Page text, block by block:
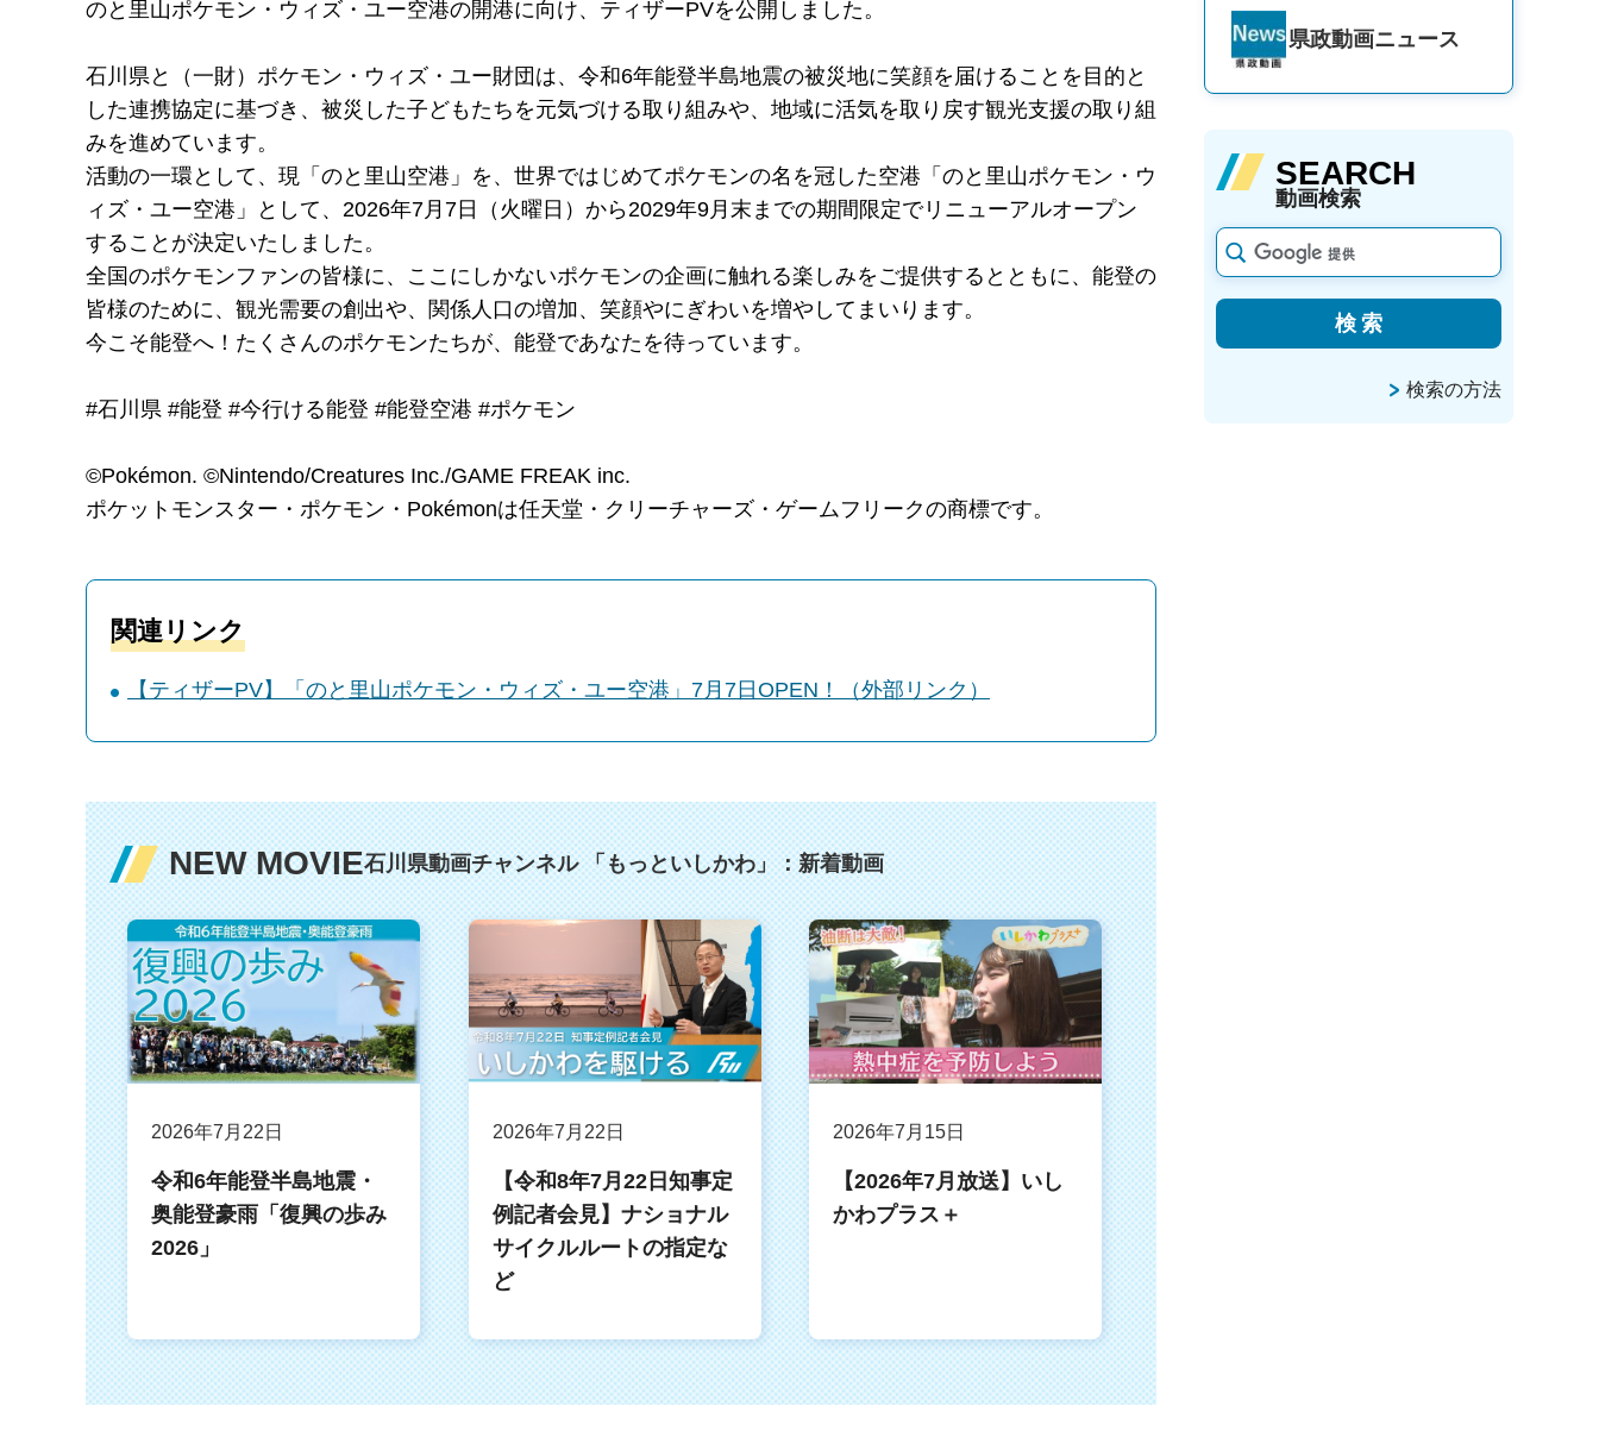
のと里山ポケモン・ウィズ・ユー空港の開港に向け、ティザーPVを公開しました。
石川県と（一財）ポケモン・ウィズ・ユー財団は、令和6年能登半島地震の被災地に笑顔を届けることを目的と
した連携協定に基づき、被災した子どもたちを元気づける取り組みや、地域に活気を取り戻す観光支援の取り組
みを進めています。
活動の一環として、現「のと里山空港」を、世界ではじめてポケモンの名を冠した空港「のと里山ポケモン・ウ
ィズ・ユー空港」として、2026年7月7日（火曜日）から2029年9月末までの期間限定でリニューアルオープン
することが決定いたしました。
全国のポケモンファンの皆様に、ここにしかないポケモンの企画に触れる楽しみをご提供するとともに、能登の
皆様のために、観光需要の創出や、関係人口の増加、笑顔やにぎわいを増やしてまいります。
今こそ能登へ！たくさんのポケモンたちが、能登であなたを待っています。
#石川県 #能登 #今行ける能登 #能登空港 #ポケモン
©Pokémon. ©Nintendo/Creatures Inc./GAME FREAK inc.
ポケットモンスター・ポケモン・Pokémonは任天堂・クリーチャーズ・ゲームフリークの商標です。
関連リンク
【ティザーPV】「のと里山ポケモン・ウィズ・ユー空港」7月7日OPEN！（外部リンク）
NEW MOVIE石川県動画チャンネル 「もっといしかわ」：新着動画
2026年7月22日
令和6年能登半島地震・
奥能登豪雨「復興の歩み
2026」
2026年7月22日
【令和8年7月22日知事定
例記者会見】ナショナル
サイクルルートの指定な
ど
2026年7月15日
【2026年7月放送】いし
かわプラス＋
県政動画ニュース
SEARCH
動画検索
検索の方法